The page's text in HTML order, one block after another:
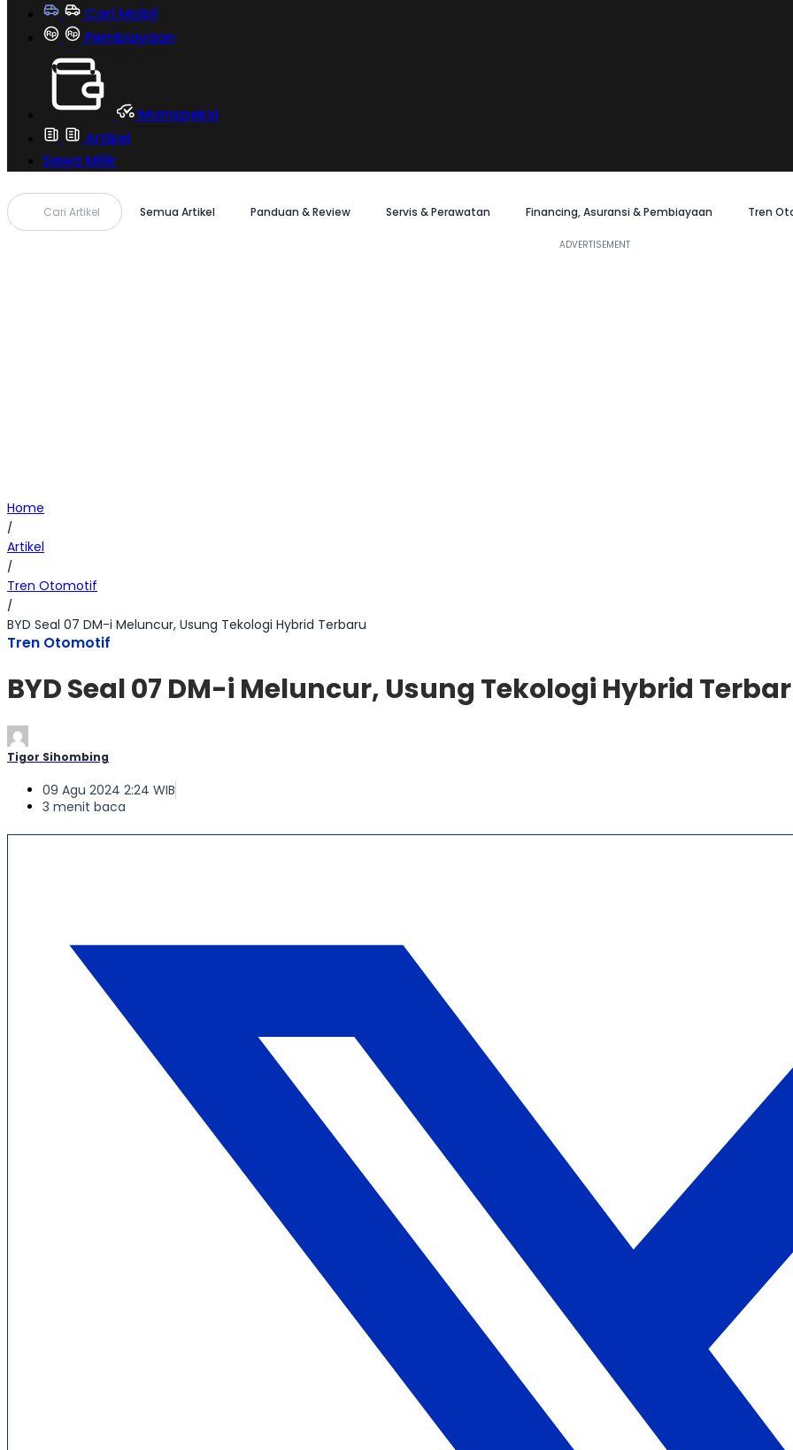
Cari Mobil
Pembiayaan
MoInspeksi
Artikel
Sewa Milik
Cari Artikel Semua Artikel Panduan & Review Servis & Perawatan Financing, Asuransi & Pembiayaan Tren
Home
/
Artikel
/
Tren Otomotif
/
BYD Seal 07 DM-i Meluncur, Usung Tekologi Hybrid Terbaru
Tren Otomotif
BYD Seal 07 DM-i Meluncur, Usung Tekologi Hybrid
Tigor Sihombing
09 Agu 2024 2:24 WIB
3 menit baca